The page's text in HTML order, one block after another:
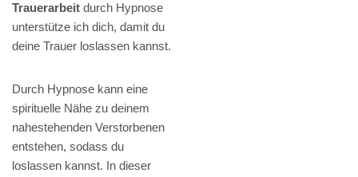
Trauerarbeit durch Hypnose
unterstütze ich dich, damit du
deine Trauer loslassen kannst.
Durch Hypnose kann eine
spirituelle Nähe zu deinem
nahestehenden Verstorbenen
entstehen, sodass du
loslassen kannst. In dieser